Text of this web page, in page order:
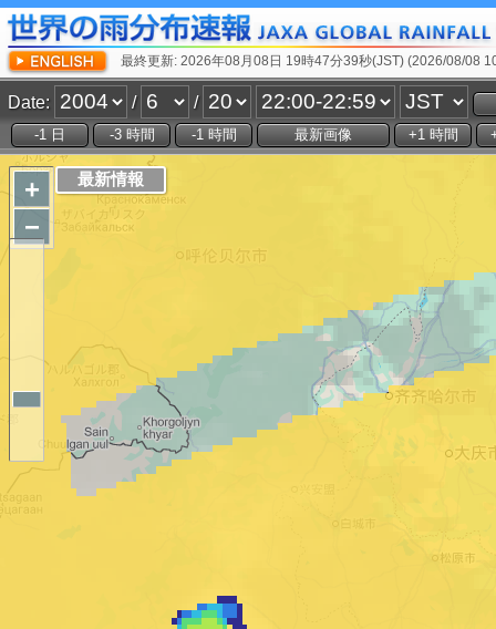
最終更新: 2026年08月08日 19時47分39秒(JST) (2026/08/08
Date: / /
+
−